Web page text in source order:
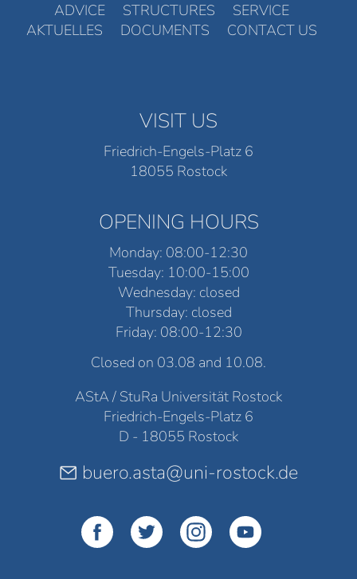
ADVICE STRUCTURES
SERVICE
AKTUELLES
DOCUMENTS CONTACT US
VISIT US
Friedrich-Engels-Platz 6
18055 Rostock
OPENING HOURS
Monday: 08:00-12:30
Tuesday: 10:00-15:00
Wednesday: closed
Thursday: closed
Friday: 08:00-12:30
Closed on 03.08 and 10.08.
AStA / StuRa Universität Rostock
Friedrich-Engels-Platz 6
D - 18055 Rostock
buero.asta@uni-rostock.de